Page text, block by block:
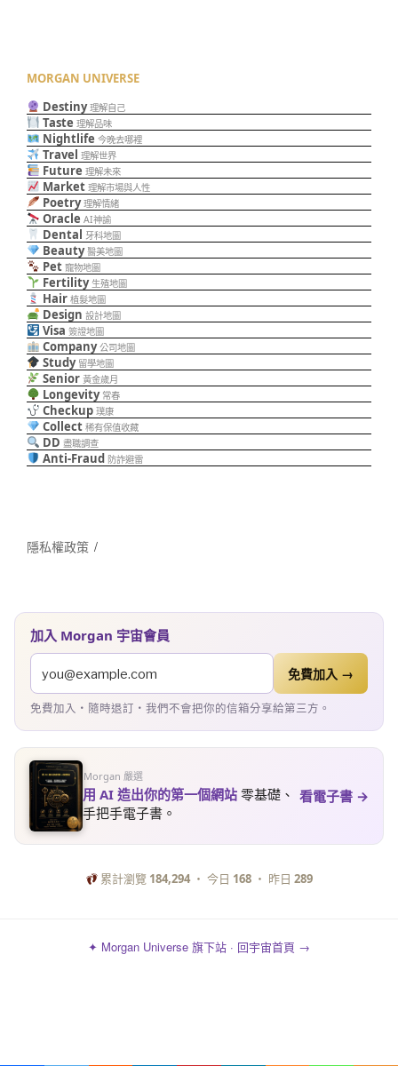
MORGAN UNIVERSE
Destiny 理解自己
Taste 理解品味
Nightlife 今晚去哪裡
Travel 理解世界
Future 理解未來
Market 理解市場與人性
Poetry 理解情緒
Oracle AI神諭
Dental 牙科地圖
Beauty 醫美地圖
Pet 寵物地圖
Fertility 生殖地圖
Hair 植髮地圖
Design 設計地圖
Visa 簽證地圖
Company 公司地圖
Study 留學地圖
Senior 黃金歲月
Longevity 常春
Checkup 璞康
Collect 稀有保值收藏
DD 盡職調查
Anti-Fraud 防詐避雷
隱私權政策
加入 Morgan 宇宙會員
免費加入 →
免費加入・隨時退訂・我們不會把你的信箱分享給第三方。
Morgan 嚴選
用 AI 造出你的第一個網站 零基礎、
手把手電子書。
看電子書 →
累計瀏覽 184,294・ 今日 168 ・ 昨日289
✦ Morgan Universe 旗下站 · 回宇宙首頁 →